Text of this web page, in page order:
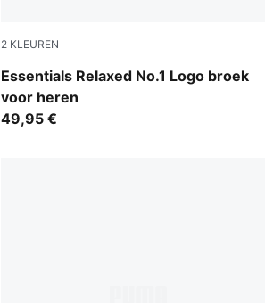
2 KLEUREN
Essentials Relaxed No.1 Logo broek
voor heren
Medium Gray Heather
49,95 €